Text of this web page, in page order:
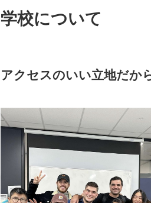
学校について
アクセスのいい立地だか